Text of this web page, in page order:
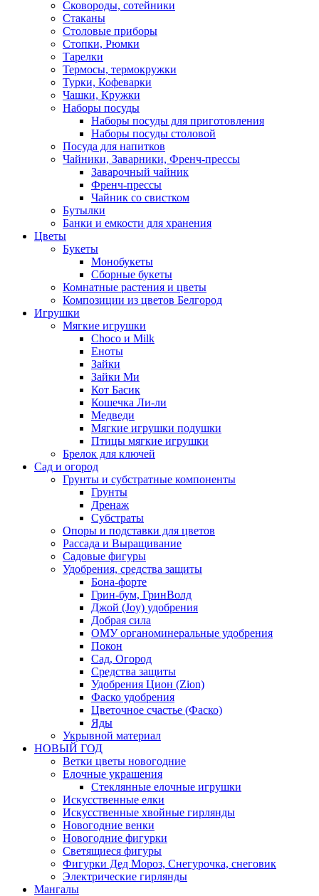
Сковороды, сотейники
Стаканы
Столовые приборы
Стопки, Рюмки
Тарелки
Термосы, термокружки
Турки, Кофеварки
Чашки, Кружки
Наборы посуды
Наборы посуды для приготовления
Наборы посуды столовой
Посуда для напитков
Чайники, Заварники, Френч-прессы
Заварочный чайник
Френч-прессы
Чайник со свистком
Бутылки
Банки и емкости для хранения
Цветы
Букеты
Монобукеты
Сборные букеты
Комнатные растения и цветы
Композиции из цветов Белгород
Игрушки
Мягкие игрушки
Choco и Milk
Еноты
Зайки
Зайки Ми
Кот Басик
Кошечка Ли-ли
Медведи
Мягкие игрушки подушки
Птицы мягкие игрушки
Брелок для ключей
Сад и огород
Грунты и субстратные компоненты
Грунты
Дренаж
Субстраты
Опоры и подставки для цветов
Рассада и Выращивание
Садовые фигуры
Удобрения, средства защиты
Бона-форте
Грин-бум, ГринВолд
Джой (Joy) удобрения
Добрая сила
ОМУ органоминеральные удобрения
Покон
Сад, Огород
Средства защиты
Удобрения Цион (Zion)
Фаско удобрения
Цветочное счастье (Фаско)
Яды
Укрывной материал
НОВЫЙ ГОД
Ветки цветы новогодние
Елочные украшения
Стеклянные елочные игрушки
Искусственные елки
Искусственные хвойные гирлянды
Новогодние венки
Новогодние фигурки
Светящиеся фигуры
Фигурки Дед Мороз, Снегурочка, снеговик
Электрические гирлянды
Мангалы